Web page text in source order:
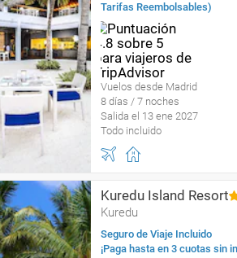
Tarifas Reembolsables)
Vuelos desde Madrid
8 días / 7 noches
Salida el 13 ene 2027
Todo incluido
Kuredu Island Resort
Kuredu
Seguro de Viaje Incluido
¡Paga hasta en 3 cuotas sin